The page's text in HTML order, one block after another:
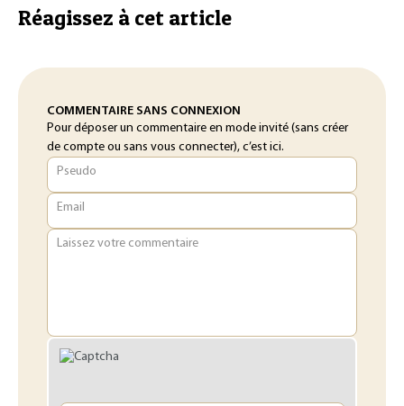
Réagissez à cet article
COMMENTAIRE SANS CONNEXION
Pour déposer un commentaire en mode invité (sans créer
de compte ou sans vous connecter), c’est ici.
Pseudo
Email
Laissez votre commentaire